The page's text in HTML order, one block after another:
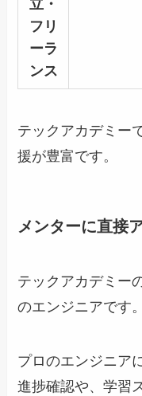
立・
フリ
ーラ
ンス
テックアカデミー
援が豊富です。
メンターに直接
テックアカデミー
のエンジニアです。
プロのエンジニア
進捗確認や、学習